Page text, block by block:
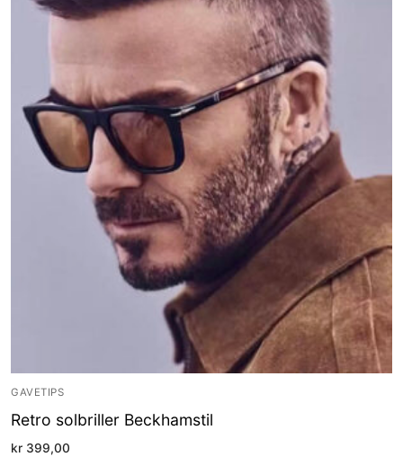
GAVETIPS
Retro solbriller Beckhamstil
kr 399,00